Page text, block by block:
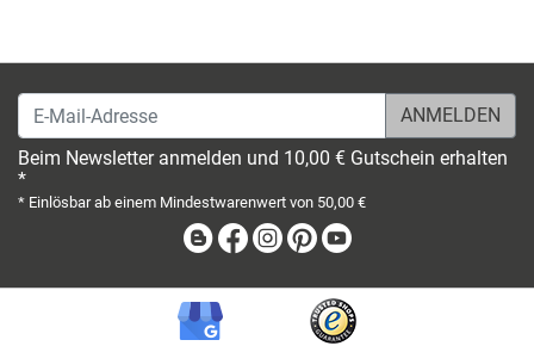
E-Mail-Adresse
Beim Newsletter anmelden und 10,00 € Gutschein erhalten
*
* Einlösbar ab einem Mindestwarenwert von 50,00 €
BlogFacebook
Instagram
Pinterest